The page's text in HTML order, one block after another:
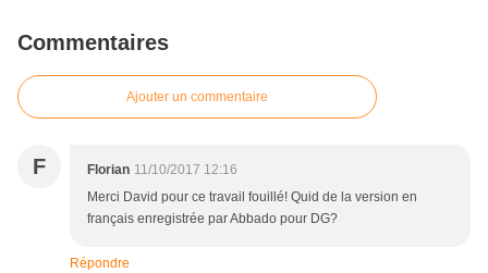
Commentaires
Ajouter un commentaire
F Florian 11/10/2017 12:16
Merci David pour ce travail fouillé! Quid de la version en
français enregistrée par Abbado pour DG?
Répondre